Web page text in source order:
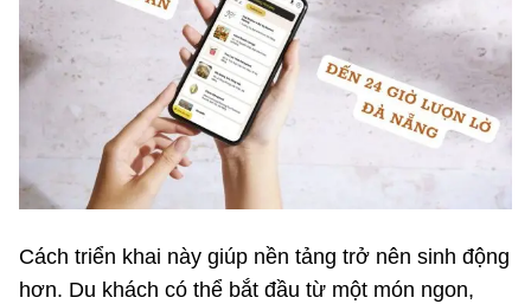
Cách triển khai này giúp nền tảng trở nên sinh động
hơn. Du khách có thể bắt đầu từ một món ngon,